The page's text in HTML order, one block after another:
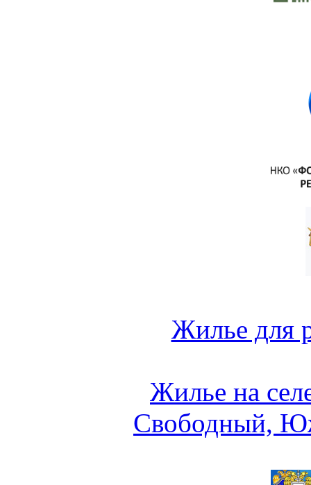
Жилье для
Жилье на
Свободный,